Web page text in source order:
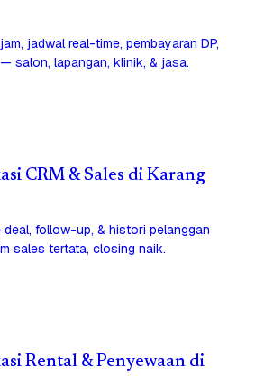
jadwal real-time, pembayaran DP,
salon, lapangan, klinik, & jasa.
CRM & Sales di Karang
deal, follow-up, & histori pelanggan
sales tertata, closing naik.
Rental & Penyewaan di